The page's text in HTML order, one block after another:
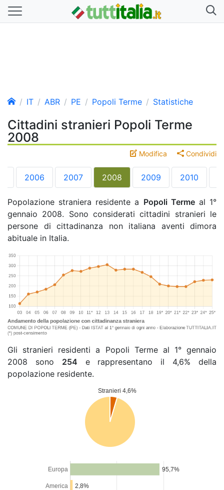
IT ABR PE Popoli Terme Statistiche
Cittadini stranieri Popoli Terme
2008
Modifica Condividi
2006 2007 2008 2009 2010
Popolazione straniera residente a Popoli Termeal 1°
gennaio 2008. Sono considerati cittadini stranieri le
persone di cittadinanza non italiana aventi dimora
abituale in Italia.
Gli stranieri residenti a Popoli Terme al 1° gennaio
2008 sono 254 e rappresentano il 4,6% della
popolazione residente.